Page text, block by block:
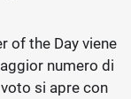
of the Day viene
numero di
si apre con